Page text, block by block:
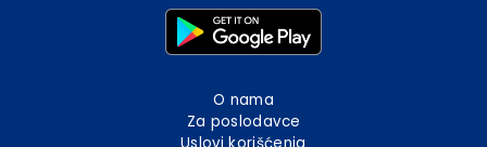
O nama
Za poslodavce